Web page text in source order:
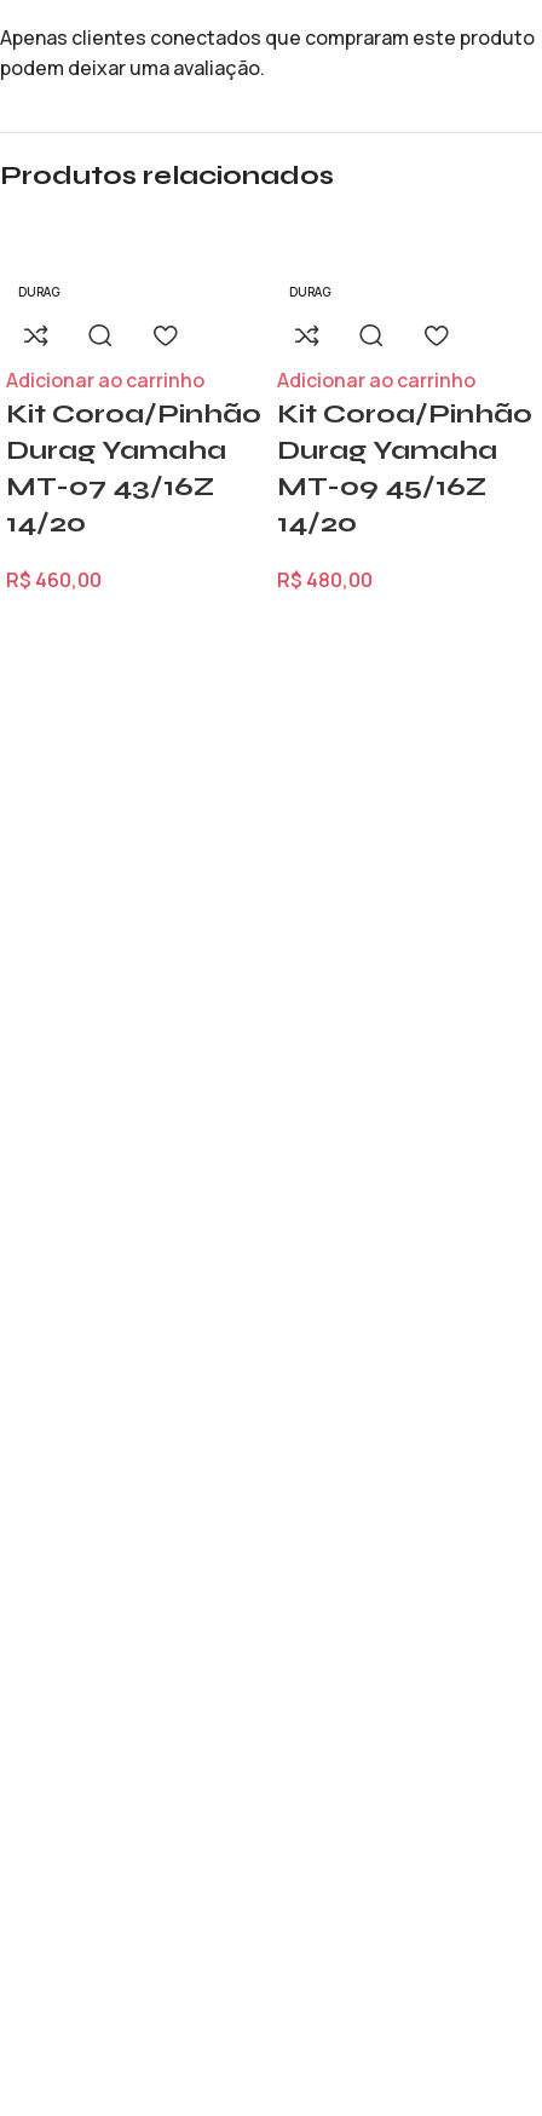
Apenas clientes conectados que compraram este produto
podem deixar uma avaliação.
Produtos relacionados
DURAG
Adicionar ao carrinho
Kit Coroa/Pinhão
Durag Yamaha
MT-07 43/16Z
14/20
R$ 460,00
DURAG
Adicionar ao carrinho
Kit Coroa/Pinhão
Durag Yamaha
MT-09 45/16Z
14/20
R$ 480,00